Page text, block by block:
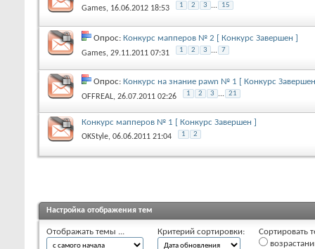
Games, 16.06.2012 18:53 1 2 3 ... 15
Опрос: Конкурс мапперов № 2 [ Конкурс Завершен ]
Games, 29.11.2011 07:31 1 2 3 ... 7
Опрос: Конкурс на знание pawn № 1 [ Конкурс
OFFREAL, 26.07.2011 02:26 1 2 3 ... 21
Конкурс мапперов № 1 [ Конкурс Завершен ]
OKStyle, 06.06.2011 21:04 1 2
Настройка отображения тем
Отображать темы ... Критерий сортировки:
Сортировать